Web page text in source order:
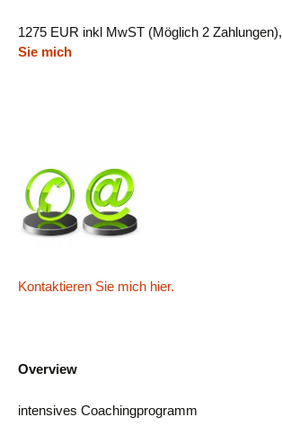
1275 EUR inkl MwST (Möglich 2 Zahlungen),
Sie mich
Kontaktieren Sie mich hier.
Overview
intensives Coachingprogramm